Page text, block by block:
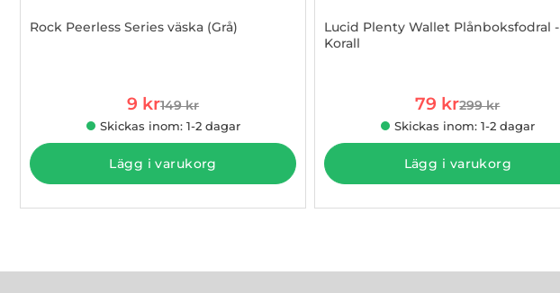
Rock Peerless Series väska (Grå)
rea pris
9 krtidigare pris
149 kr
Skickas inom: 1-2 dagar
Lägg i varukorg
Lucid Plenty Wallet Plånboksfodral -
Korall
rea pris
79 krtidigare pris
299 kr
Skickas inom: 1-2 dagar
Lägg i varukorg